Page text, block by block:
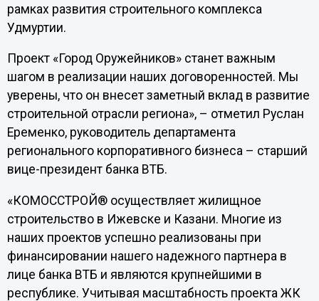
рамках развития строительного комплекса
Удмуртии.
Проект «Город Оружейников» станет важным
шагом в реализации наших договоренностей. Мы
уверены, что он внесет заметный вклад в развитие
строительной отрасли региона», – отметил Руслан
Еременко, руководитель департамента
регионального корпоративного бизнеса – старший
вице-президент банка ВТБ.
«КОМОССТРОЙ® осуществляет жилищное
строительство в Ижевске и Казани. Многие из
наших проектов успешно реализованы при
финансировании нашего надежного партнера в
лице банка ВТБ и являются крупнейшими в
республике. Учитывая масштабность проекта ЖК